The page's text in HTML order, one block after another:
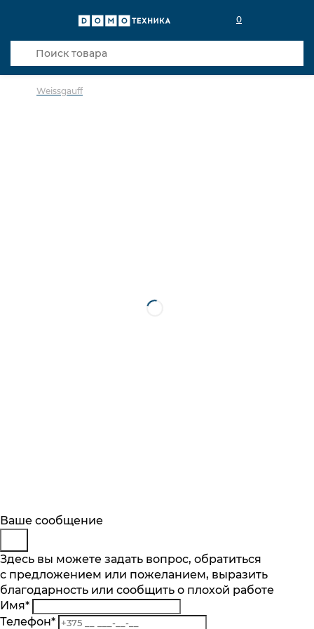
0
Weissgauff
Описание
Отзывы
Основные характеристики
Объем духового шкафа, л
67
Тип очистки
Будьте в курсе
Подпишитесь на последние обновления
и узнавайте о новинках и специальных
предложениях первыми
Подписаться
Заказ обратного звонка
Представьтесь
Телефон*
Комментарий
Ваше сообщение
Здесь вы можете задать вопрос, обратиться
с предложением или пожеланием, выразить
благодарность или сообщить о плохой работе
Имя*
Телефон*